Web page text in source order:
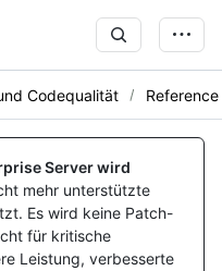
Codequalität Reference
Server wird
mehr unterstützte
Es wird keine Patch-
für kritische
Leistung, verbesserte